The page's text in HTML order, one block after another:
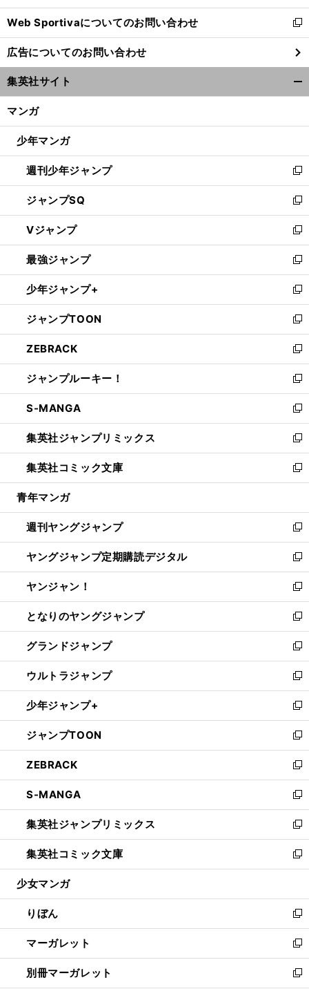
開
く
Web Sportivaについてのお問い合わせ
新
し
い
ウ
ィ
ン
ウ
開
く
広告についてのお問い合わせ
集英社サイト
マンガ
少年マンガ
週刊少年ジャンプ
新
し
い
ウ
ィ
ン
ド
ウ
で
開
く
ジャンプSQ
新
し
い
ウ
ィ
ン
ド
ウ
で
開
く
Vジャンプ
新
し
い
ウ
ィ
ン
ド
ウ
で
開
く
最強ジャンプ
新
し
い
ウ
ィ
ン
ド
ウ
で
開
く
少年ジャンプ+
新
し
い
ウ
ィ
ン
ド
ウ
で
開
く
ジャンプTOON
新
し
い
ウ
ィ
ン
ド
ウ
で
開
く
ZEBRACK
新
し
い
ウ
ィ
ン
ド
ウ
で
開
ジャンプルーキー！
新
し
い
ウ
ィ
ン
ド
ウ
開
く
S-MANGA
新
し
い
ウ
ィ
ン
ウ
で
開
く
集英社ジャンプリミックス
新
し
い
ウ
ン
ド
ウ
で
開
く
集英社コミック文庫
新
し
ウ
ィ
ン
ド
ウ
で
開
く
青年マンガ
週刊ヤングジャンプ
新
し
い
ウ
ィ
ン
ド
ウ
で
開
く
ヤングジャンプ定期購読デジタル
新
し
い
ウ
ィ
ン
ド
ウ
で
開
く
ヤンジャン！
新
し
い
ウ
ィ
ン
ド
ウ
で
開
く
となりのヤングジャンプ
新
し
い
ウ
ィ
ン
ド
ウ
で
開
く
グランドジャンプ
新
し
い
ウ
ィ
ン
ド
ウ
で
開
く
ウルトラジャンプ
新
し
い
ウ
ィ
ン
ド
ウ
で
開
く
少年ジャンプ+
新
し
い
ウ
ィ
ン
ド
ウ
で
開
く
ジャンプTOON
新
し
い
ウ
ィ
ン
ド
ウ
で
開
ZEBRACK
新
し
い
ウ
ィ
ン
ド
ウ
開
く
S-MANGA
新
し
い
ウ
ィ
ン
ウ
で
開
く
集英社ジャンプリミックス
新
し
い
ウ
ン
ド
ウ
で
開
く
集英社コミック文庫
新
し
ウ
ィ
ン
ド
ウ
で
少女マンガ
りぼん
新
し
い
ウ
ィ
マーガレット
新
し
い
別冊マーガレット
新